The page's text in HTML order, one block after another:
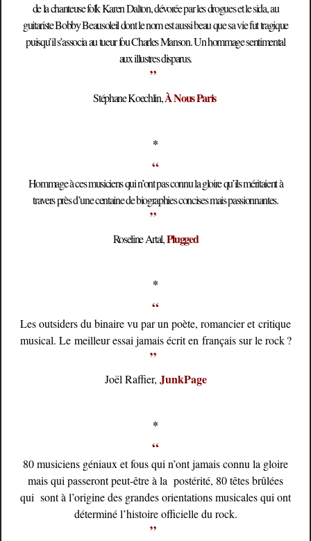
de la chanteuse folk Karen Dalton, dévorée par les drogues et le sida, au
guitariste Bobby Beausoleil dont le nom est aussi beau que sa vie fut tragique
puisqu’il s’associa au tueur fou Charles Manson. Un hommage sentimental
aux illustres disparus.
”
Stéphane Koechlin,À Nous Paris
*
“
Hommage à ces musiciens qui n’ont pas connu la gloire qu’ils méritaient à
travers près d’une centaine de biographies concises mais passionnantes.
”
Roseline Artal,Plugged
*
“
Les outsiders du binaire vu par un poète, romancier et critique
musical. Le meilleur essai jamais écrit en français sur le rock ?
”
Joël Raffier, JunkPage
*
“
80 musiciens géniaux et fous qui n’ont jamais connu la gloire
mais qui passeront peut-être à la postérité, 80 têtes brûlées
qui sont à l’origine des grandes orientations musicales qui ont
déterminé l’histoire officielle du rock.
”